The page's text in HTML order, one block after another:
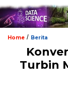
Home / Berita
Turbin